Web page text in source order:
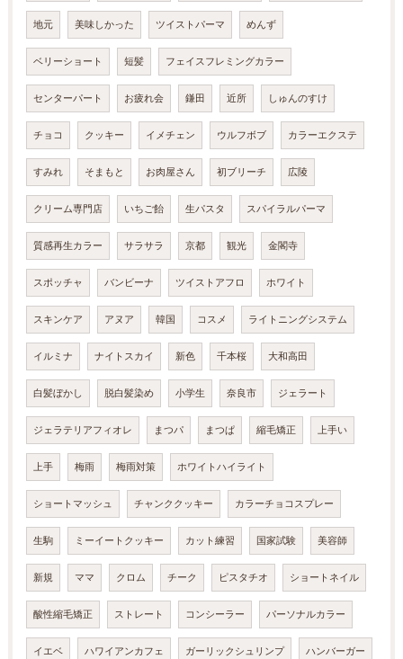
地元 美味しかった ツイストパーマ めんず
ベリーショート 短髪 フェイスフレミングカラー
センターパート お疲れ会 鎌田 近所 しゅんのすけ
チョコ クッキー イメチェン ウルフボブ カラーエクステ
すみれ そまもと お肉屋さん 初ブリーチ 広陵
クリーム専門店 いちご飴 生パスタ スパイラルパーマ
質感再生カラー サラサラ 京都 観光 金閣寺
スポッチャ バンビーナ ツイストアフロ ホワイト
スキンケア アヌア 韓国 コスメ ライトニングシステム
イルミナ ナイトスカイ 新色 千本桜 大和高田
白髪ぼかし 脱白髪染め 小学生 奈良市 ジェラート
ジェラテリアフィオレ まつパ まつぱ 縮毛矯正 上手い
上手 梅雨 梅雨対策 ホワイトハイライト
ショートマッシュ チャンククッキー カラーチョコスプレー
生駒 ミーイートクッキー カット練習 国家試験 美容師
新規 ママ クロム チーク ピスタチオ ショートネイル
酸性縮毛矯正 ストレート コンシーラー パーソナルカラー
イエベ ハワイアンカフェ ガーリックシュリンプ ハンバーガー